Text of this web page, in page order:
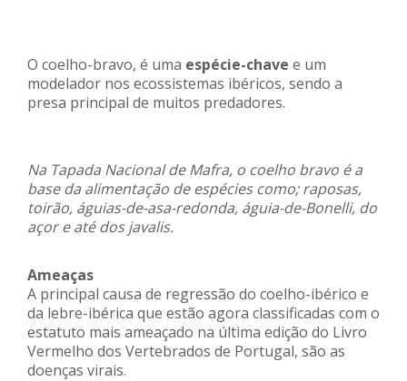
O coelho-bravo, é uma espécie-chave e um
modelador nos ecossistemas ibéricos, sendo a
presa principal de muitos predadores.
Na Tapada Nacional de Mafra, o coelho bravo é a
base da alimentação de espécies como; raposas,
toirão, águias-de-asa-redonda, águia-de-Bonelli, do
açor e até dos javalis.
Ameaças
A principal causa de regressão do coelho-ibérico e
da lebre-ibérica que estão agora classificadas com o
estatuto mais ameaçado na última edição do Livro
Vermelho dos Vertebrados de Portugal, são as
doenças virais.